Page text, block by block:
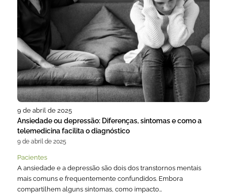
9 de abril de 2025
Ansiedade ou depressão: Diferenças, sintomas e como a
telemedicina facilita o diagnóstico
9 de abril de 2025
Pacientes
A ansiedade e a depressão são dois dos transtornos mentais
mais comuns e frequentemente confundidos. Embora
compartilhem alguns sintomas, como impacto…